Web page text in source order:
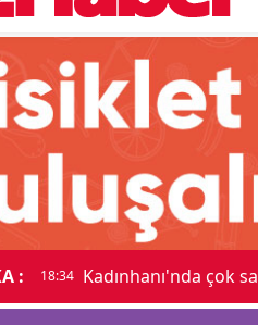
:
çok sayıda araç birbirine girdi